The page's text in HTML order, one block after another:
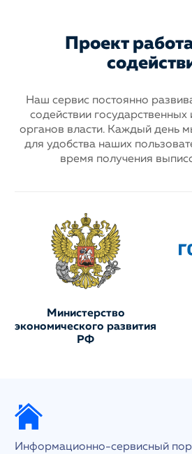
Проект
Наш сервис постоянно
содействии государственных
органов власти. Каждый день
для удобства наших
время получения
Министерство
экономического развития
РФ
Информационно-сервисный